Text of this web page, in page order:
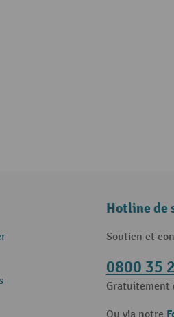
Hotline de
Soutien et
0800 35
Gratuitement